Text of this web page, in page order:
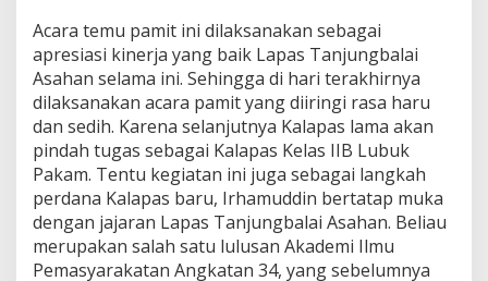
Acara temu pamit ini dilaksanakan sebagai
apresiasi kinerja yang baik Lapas Tanjungbalai
Asahan selama ini. Sehingga di hari terakhirnya
dilaksanakan acara pamit yang diiringi rasa haru
dan sedih. Karena selanjutnya Kalapas lama akan
pindah tugas sebagai Kalapas Kelas IIB Lubuk
Pakam. Tentu kegiatan ini juga sebagai langkah
perdana Kalapas baru, Irhamuddin bertatap muka
dengan jajaran Lapas Tanjungbalai Asahan. Beliau
merupakan salah satu lulusan Akademi Ilmu
Pemasyarakatan Angkatan 34, yang sebelumnya